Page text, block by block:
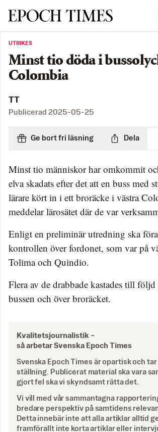
Svenska Epoch Times
UTRIKES
Minst tio döda i
Colombia
TT
Publicerad 2025-05-25
Ge bort fri läsning Dela
Minst tio människor har omkommit
elva skadats efter det att en buss med
lärare kört in i ett broräcke i västra
meddelar lärosätet där de var
Enligt en preliminär utredning ska
kontrollen över fordonet, som var på
Tolima och Quindio.
Flera av de drabbade kastades till
bussen och över broräcket.
Kvalitetsjournalistik –
så arbetar Svenska Epoch Times
Svenska Epoch Times är opartisk och
ställning. Publicerat material ska vara
gjort fel ska vi skyndsamt rätta det.
Vi vill med vår sammantagna
bredare perspektiv på samtidens
Detta innebär inte att alla artiklar alltid
framförallt inte korta artiklar eller